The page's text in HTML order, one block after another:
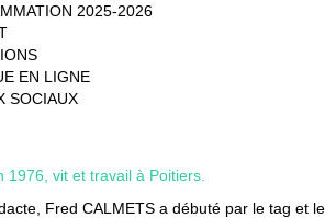
2025-2026
EN LIGNE
SOCIAUX
1976, vit et travail à Poitiers.
Fred CALMETS a débuté par le tag et